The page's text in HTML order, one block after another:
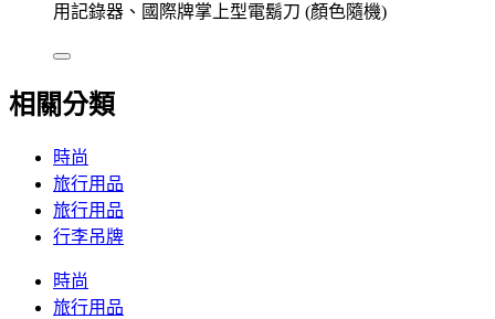
用記錄器、國際牌掌上型電鬍刀 (顏色隨機)
相關分類
時尚
旅行用品
旅行用品
行李吊牌
時尚
旅行用品